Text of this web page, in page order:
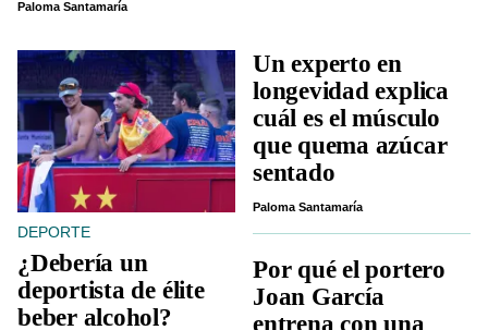
Paloma Santamaría
DEPORTE
¿Debería un
deportista de élite
beber alcohol?
Un experto en
longevidad explica
cuál es el músculo
que quema azúcar
sentado
Paloma Santamaría
Por qué el portero
Joan García
entrena con una